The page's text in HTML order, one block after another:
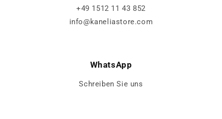
+49 1512 11 43 852
info@kaneliastore.com
WhatsApp
Schreiben Sie uns